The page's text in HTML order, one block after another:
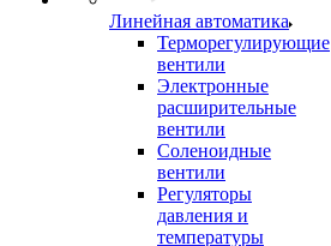
Линейная автоматика
Терморегулирующие
вентили
Электронные
расширительные
вентили
Соленоидные
вентили
Регуляторы
давления и
температуры